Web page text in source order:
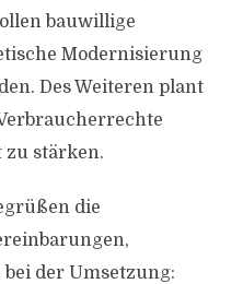
bauwillige
Modernisierung
Des Weiteren plant
zu stärken.
die
der Umsetzung: